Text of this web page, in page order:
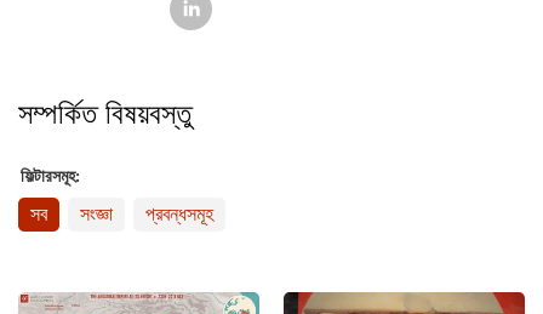
সম্পর্কিত বিষয়বস্তু
ফিল্টারসমূহ:
সব সংজ্ঞা প্রবন্ধসমূহ